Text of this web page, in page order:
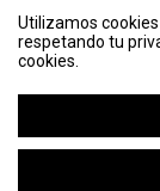
Utilizamos
respetando tu
cookies.